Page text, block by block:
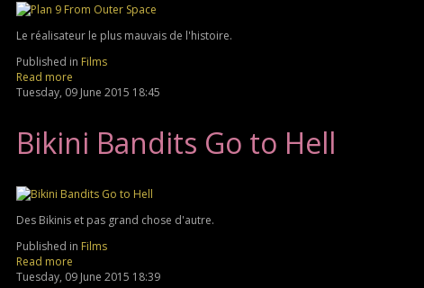
Le réalisateur le plus mauvais de l'histoire.
Published in Films
Read more
Tuesday, 09 June 2015 18:45
Bikini Bandits Go to Hell
Des Bikinis et pas grand chose d'autre.
Published in Films
Read more
Tuesday, 09 June 2015 18:39